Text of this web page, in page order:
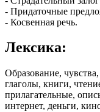
- Придаточные
- Косвенная речь.
Лексика:
Образование,
глаголы, книги,
прилагательные,
интернет, деньги,